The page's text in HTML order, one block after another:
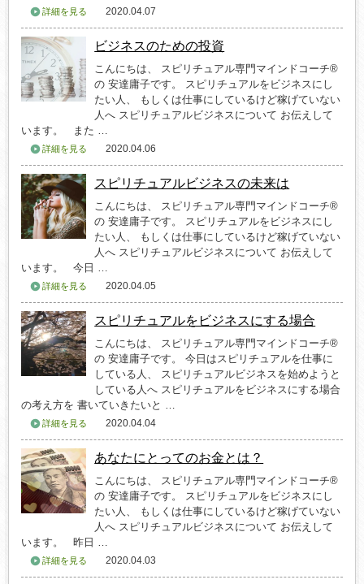
詳細を見る 2020.04.07
ビジネスのための投資
こんにちは、 スピリチュアル専門マインドコーチ®
の 安達庸子です。 スピリチュアルをビジネスにし
たい人、 もしくは仕事にしているけど稼げていない
人へ スピリチュアルビジネスについて お伝えして
います。 また …
詳細を見る 2020.04.06
スピリチュアルビジネスの未来は
こんにちは、 スピリチュアル専門マインドコーチ®
の 安達庸子です。 スピリチュアルをビジネスにし
たい人、 もしくは仕事にしているけど稼げていない
人へ スピリチュアルビジネスについて お伝えして
います。 今日 …
詳細を見る 2020.04.05
スピリチュアルをビジネスにする場合
こんにちは、 スピリチュアル専門マインドコーチ®
の 安達庸子です。 今日はスピリチュアルを仕事に
している人、 スピリチュアルビジネスを始めようと
している人へ スピリチュアルをビジネスにする場合
の考え方を 書いていきたいと …
詳細を見る 2020.04.04
あなたにとってのお金とは？
こんにちは、 スピリチュアル専門マインドコーチ®
の 安達庸子です。 スピリチュアルをビジネスにし
たい人、 もしくは仕事にしているけど稼げていない
人へ スピリチュアルビジネスについて お伝えして
います。 昨日 …
詳細を見る 2020.04.03